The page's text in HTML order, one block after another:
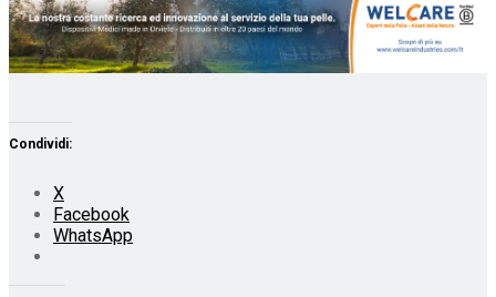
Condividi:
X
Facebook
WhatsApp